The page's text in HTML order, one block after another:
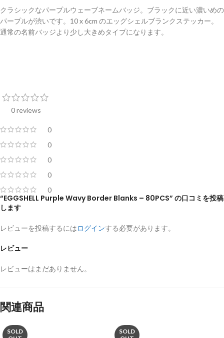
クラシックなパープルウェーブネームバッジ。ブラックに近い濃いめの
パープルが渋いです。10 x 6cm のエッグシェルブランクステッカー。
通常の名前バッジより少し大きめタイプになります。
0 reviews
0
0
0
0
0
レビュー
レビューはまだありません。
“EGGSHELL Purple Wavy Border Blanks – 80PCS” の口コミを投稿
します
レビューを投稿するにはログインする必要があります。
関連商品
SOLD
SOLD